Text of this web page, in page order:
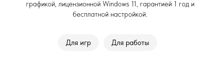
графикой, лицензионной Windows 11, гарантией 1 год и
бесплатной настройкой.
Для игр Для работы